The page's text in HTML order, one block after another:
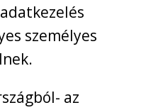
személyes
az